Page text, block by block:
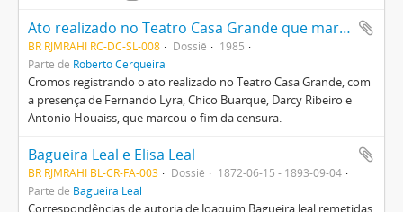
Ato realizado no Teatro Casa Grande que marcou o fim da censura
BR RJMRAHI RC-DC-SL-008 Dossiê
1985
Parte de Roberto Cerqueira
Cromos registrando o ato realizado no Teatro Casa Grande, com
a presença de Fernando Lyra, Chico Buarque, Darcy Ribeiro e
Antonio Houaiss, que marcou o fim da censura.
Bagueira Leal e Elisa Leal
BR RJMRAHI BL-CR-FA-003 Dossiê
1872-06-15 - 1893-09-04
Parte de Bagueira Leal
Correspondências de autoria de Joaquim Bagueira leal remetidas